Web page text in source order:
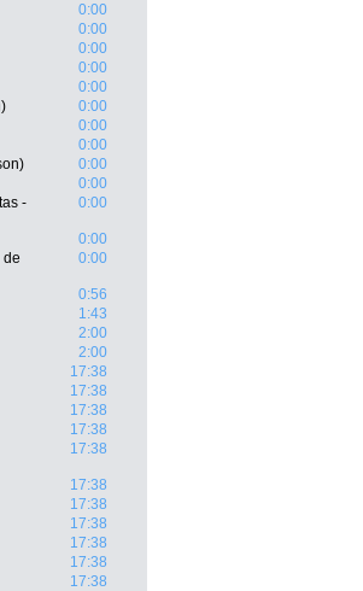
0:00
0:00
0:00
0:00
0:00
0:00
0:00
0:00
0:00
0:00
-
0:00
0:00
de
0:00
0:56
1:43
2:00
2:00
17:38
17:38
17:38
17:38
17:38
17:38
17:38
17:38
17:38
17:38
17:38